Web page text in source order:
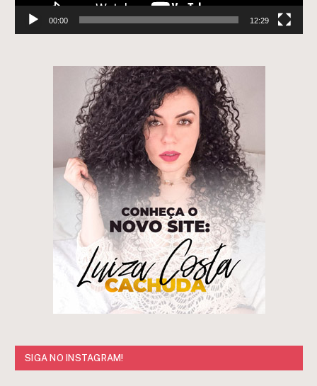
00:00 12:29
SIGA NO INSTAGRAM!